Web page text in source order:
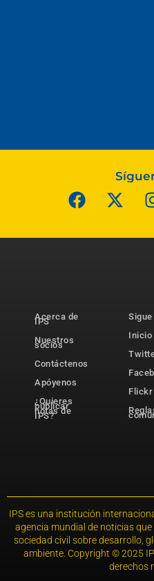
Acerca de
IPS
Nuestros
socios
Contáctenos
Apóyenos
¿Quieres
publicar
notas de
IPS?
Sigue
Inicio
Flickr
IPS es una institución
agencia mundial de noticias
sociedad civil sobre desarrollo,
ambiente. Copyright © 2025
derechos